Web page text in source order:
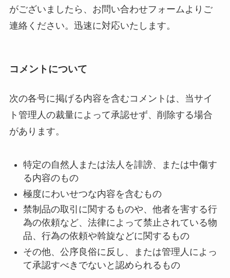
がございましたら、お問い合わせフォームよりご
連絡ください。迅速に対応いたします。
コメントについて
次の各号に掲げる内容を含むコメントは、当サイ
ト管理人の裁量によって承認せず、削除する場合
があります。
特定の自然人または法人を誹謗、または中傷す
る内容のもの
極度にわいせつな内容を含むもの
禁制品の取引に関するものや、他者を害する行
為の依頼など、法律によって禁止されている物
品、行為の依頼や斡旋などに関するもの
その他、公序良俗に反し、または管理人によっ
て承認すべきでないと認められるもの